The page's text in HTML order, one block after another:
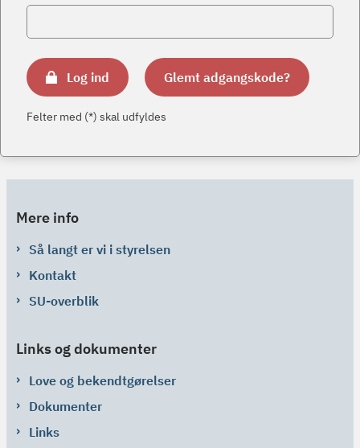
Log ind Glemt adgangskode?
Felter med (*) skal udfyldes
Mere info
Så langt er vi i styrelsen
Kontakt
SU-overblik
Links og dokumenter
Love og bekendtgørelser
Dokumenter
Links